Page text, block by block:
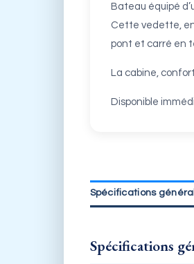
Bateau équipé
Cette vedette,
pont et carré en
La cabine,
Disponible
Spécifications
Spécifications